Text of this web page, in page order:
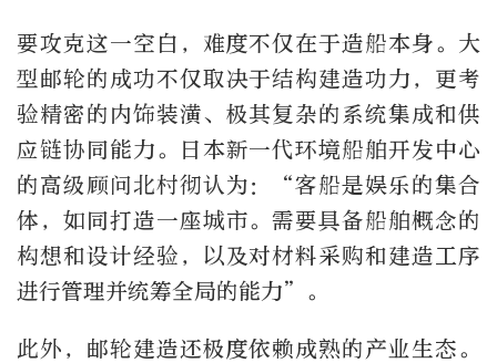
要攻克这一空白，难度不仅在于造船本身。大
型邮轮的成功不仅取决于结构建造功力，更考
验精密的内饰装潢、极其复杂的系统集成和供
应链协同能力。日本新一代环境船舶开发中心
的高级顾问北村彻认为：“客船是娱乐的集合
体，如同打造一座城市。需要具备船舶概念的
构想和设计经验，以及对材料采购和建造工序
进行管理并统筹全局的能力”。
此外，邮轮建造还极度依赖成熟的产业生态。